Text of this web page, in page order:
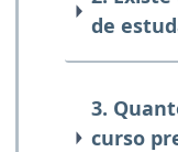
de
3.
curso